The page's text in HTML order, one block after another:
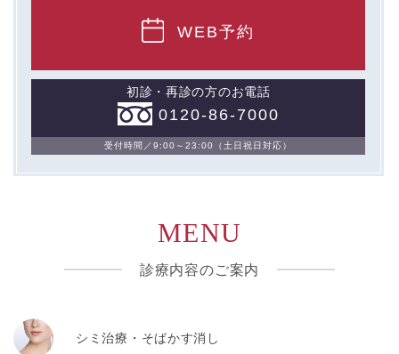
WEB予約
初診・再診の方のお電話
0120-86-7000
受付時間／9:00～23:00（土日祝日対応）
MENU
診療内容のご案内
シミ治療・そばかす消し